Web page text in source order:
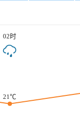
02时
21℃